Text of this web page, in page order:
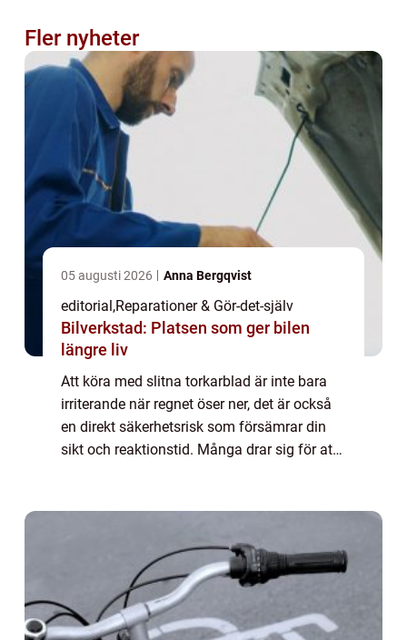
Fler nyheter
05 augusti 2026 Anna Bergqvist
editorial,Reparationer & Gör-det-själv
Bilverkstad: Platsen som ger bilen
längre liv
Att köra med slitna torkarblad är inte bara
irriterande när regnet öser ner, det är också
en direkt säkerhetsrisk som försämrar din
sikt och reaktionstid. Många drar sig för att